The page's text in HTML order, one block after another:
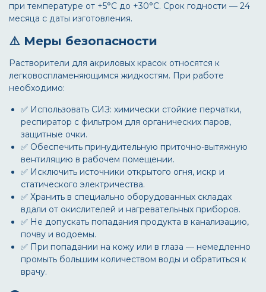
при температуре от +5°C до +30°C. Срок годности — 24
месяца с даты изготовления.
⚠️ Меры безопасности
Растворители для акриловых красок относятся к
легковоспламеняющимся жидкостям. При работе
необходимо:
✅ Использовать СИЗ: химически стойкие перчатки,
респиратор с фильтром для органических паров,
защитные очки.
✅ Обеспечить принудительную приточно-вытяжную
вентиляцию в рабочем помещении.
✅ Исключить источники открытого огня, искр и
статического электричества.
✅ Хранить в специально оборудованных складах
вдали от окислителей и нагревательных приборов.
✅ Не допускать попадания продукта в канализацию,
почву и водоемы.
✅ При попадании на кожу или в глаза — немедленно
промыть большим количеством воды и обратиться к
врачу.